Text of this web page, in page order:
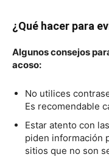
¿Qué hacer para
Algunos consejos
acoso:
No utilices
Es recomendable
Estar atento con
piden información
sitios que no son